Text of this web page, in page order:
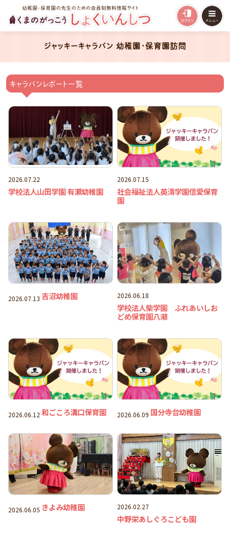
幼稚園・保育園の先生のための会員制無料情報サイト
ジャッキーキャラバン 幼稚園・保育園訪問
キャラバンレポート一覧
2026.07.22
学校法人山田学園 有瀬幼稚園
2026.07.15
社会福祉法人英清学園信愛保育
園
2026.07.13 吉沼幼稚園 2026.06.18
学校法人柴学園 ふれあいしお
どめ保育園八潮
2026.06.12 和ごころ溝口保育園 2026.06.09 国分寺台幼稚園
2026.06.05 きよみ幼稚園 2026.02.27
中野栄あしぐろこども園